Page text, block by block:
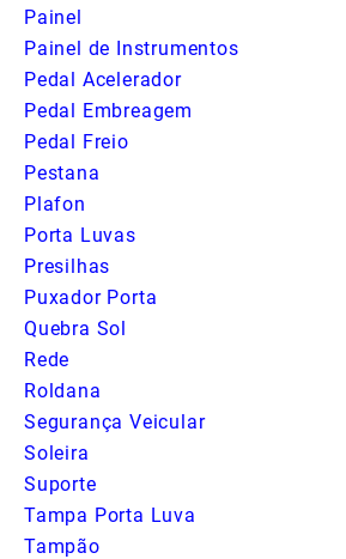
Painel
Painel de Instrumentos
Pedal Acelerador
Pedal Embreagem
Pedal Freio
Pestana
Plafon
Porta Luvas
Presilhas
Puxador Porta
Quebra Sol
Rede
Roldana
Segurança Veicular
Soleira
Suporte
Tampa Porta Luva
Tampão